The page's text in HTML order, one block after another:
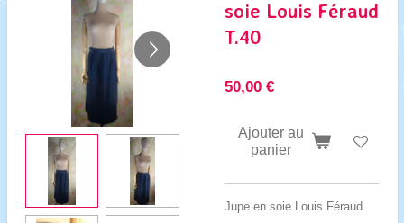
soie Louis Féraud
T.40
50,00 €
Ajouter au
panier
Jupe en soie Louis Féraud